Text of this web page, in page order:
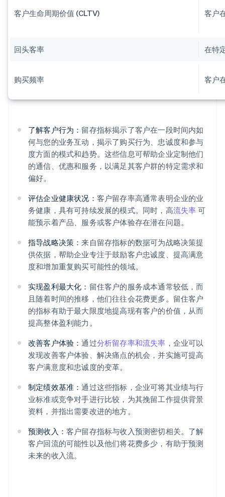
客户生命周期价值 (CLTV) 客户
回头客率 在特
购买频率 客户
了解客户行为： 留存指标揭示了客户在一段时间内如
何与您的业务互动，揭示了购买行为、忠诚度和参与
度方面的模式和趋势。这些信息可帮助企业定制他们
的通信、优惠和服务，以满足其客户群的特定需求和
偏好。
评估企业健康状况： 客户留存率高通常表明企业的业
务健康，具有可持续发展的模式。同时，高流失率 可
能预示着产品、服务或客户体验存在潜在问题。
指导战略决策：来自留存指标的数据可为战略决策提
供依据，帮助企业专注于鼓励客户忠诚度、提高满意
度和增加重复购买可能性的领域。
实现盈利最大化： 留住客户的服务成本通常较低，而
且随着时间的推移，他们往往会花费更多。留住客户
的指标有助于最大限度地提高现有客户的价值，从而
提高整体盈利能力。
改善客户体验：通过分析留存率和流失率 ，企业可以
发现改善客户体验、解决痛点的机会，并实施可提高
客户满意度和忠诚度的变革。
制定绩效基准：通过这些指标，企业可将其业绩与行
业标准或竞争对手进行比较，为其挽留工作提供背景
资料，并指出需要改进的地方。
预测收入： 客户留存指标与收入预测密切相关。了解
客户回流的可能性以及他们将花费多少，有助于预测
未来的收入流。